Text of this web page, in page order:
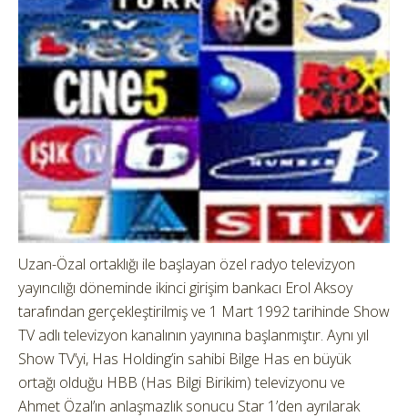
Uzan-Özal ortaklığı ile başlayan özel radyo televizyon
yayıncılığı döneminde ikinci girişim bankacı Erol Aksoy
tarafından gerçekleştirilmiş ve 1 Mart 1992 tarihinde Show
TV adlı televizyon kanalının yayınına başlanmıştır. Aynı yıl
Show TV’yi, Has Holding’in sahibi Bilge Has en büyük
ortağı olduğu HBB (Has Bilgi Birikim) televizyonu ve
Ahmet Özal’ın anlaşmazlık sonucu Star 1’den ayrılarak